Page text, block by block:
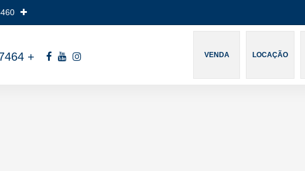
+ VENDA LOCAÇÃO